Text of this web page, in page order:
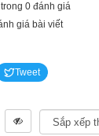
0 đánh giá
giá bài viết
Tweet